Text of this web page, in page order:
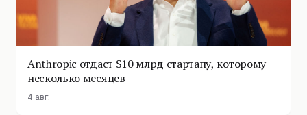
Anthropic отдаст $10 млрд стартапу, которому
несколько месяцев
4 авг.